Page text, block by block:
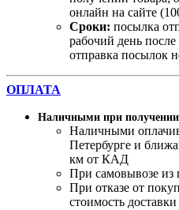
онлайн на сайте
Сроки: посылка
рабочий день
отправка посылок
ОПЛАТА
Наличными при получении
Наличными
Петербурге и
км от КАД
При самовывозе из
При отказе от
стоимость